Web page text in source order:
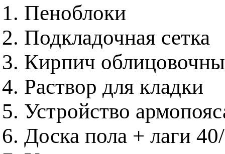
Пеноблоки
Подкладочная сетка
Кирпич
Раствор для кладки
Устройство
Доска пола + лаги